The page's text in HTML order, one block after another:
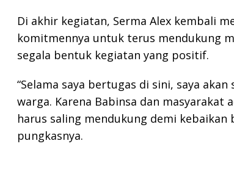
Di akhir kegiatan, Serma Alex kembali
komitmennya untuk terus mendukung
segala bentuk kegiatan yang positif.
“Selama saya bertugas di sini, saya
warga. Karena Babinsa dan masyarakat
harus saling mendukung demi kebaikan
pungkasnya.